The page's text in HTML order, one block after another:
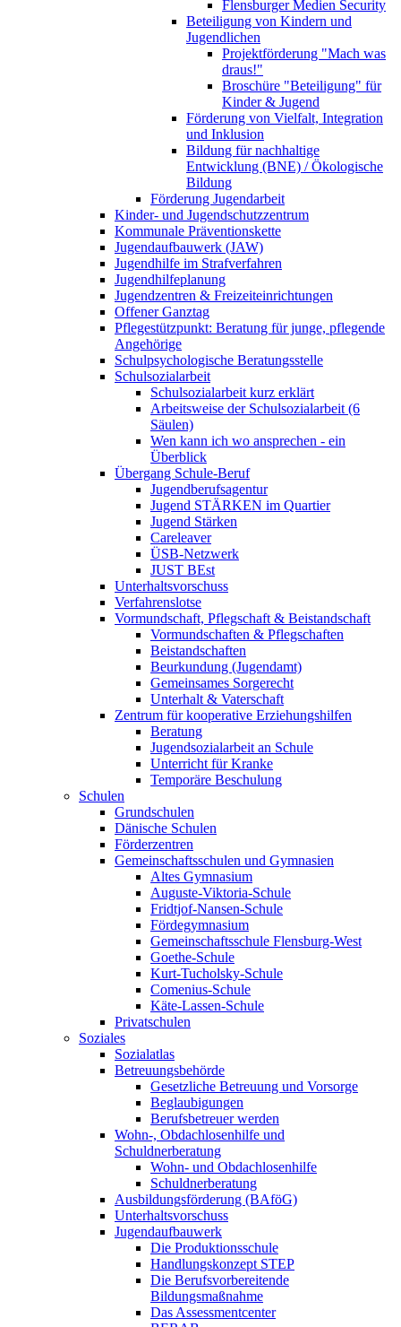
Flensburger Medien Security
Beteiligung von Kindern und
Jugendlichen
Projektförderung "Mach was
draus!"
Broschüre "Beteiligung" für
Kinder & Jugend
Förderung von Vielfalt, Integration
und Inklusion
Bildung für nachhaltige
Entwicklung (BNE) / Ökologische
Bildung
Förderung Jugendarbeit
Kinder- und Jugendschutzzentrum
Kommunale Präventionskette
Jugendaufbauwerk (JAW)
Jugendhilfe im Strafverfahren
Jugendhilfeplanung
Jugendzentren & Freizeiteinrichtungen
Offener Ganztag
Pflegestützpunkt: Beratung für junge, pflegende
Angehörige
Schulpsychologische Beratungsstelle
Schulsozialarbeit
Schulsozialarbeit kurz erklärt
Arbeitsweise der Schulsozialarbeit (6
Säulen)
Wen kann ich wo ansprechen - ein
Überblick
Übergang Schule-Beruf
Jugendberufsagentur
Jugend STÄRKEN im Quartier
Jugend Stärken
Careleaver
ÜSB-Netzwerk
JUST BEst
Unterhaltsvorschuss
Verfahrenslotse
Vormundschaft, Pflegschaft & Beistandschaft
Vormundschaften & Pflegschaften
Beistandschaften
Beurkundung (Jugendamt)
Gemeinsames Sorgerecht
Unterhalt & Vaterschaft
Zentrum für kooperative Erziehungshilfen
Beratung
Jugendsozialarbeit an Schule
Unterricht für Kranke
Temporäre Beschulung
Schulen
Grundschulen
Dänische Schulen
Förderzentren
Gemeinschaftsschulen und Gymnasien
Altes Gymnasium
Auguste-Viktoria-Schule
Fridtjof-Nansen-Schule
Fördegymnasium
Gemeinschaftsschule Flensburg-West
Goethe-Schule
Kurt-Tucholsky-Schule
Comenius-Schule
Käte-Lassen-Schule
Privatschulen
Soziales
Sozialatlas
Betreuungsbehörde
Gesetzliche Betreuung und Vorsorge
Beglaubigungen
Berufsbetreuer werden
Wohn-, Obdachlosenhilfe und
Schuldnerberatung
Wohn- und Obdachlosenhilfe
Schuldnerberatung
Ausbildungsförderung (BAföG)
Unterhaltsvorschuss
Jugendaufbauwerk
Die Produktionsschule
Handlungskonzept STEP
Die Berufsvorbereitende
Bildungsmaßnahme
Das Assessmentcenter